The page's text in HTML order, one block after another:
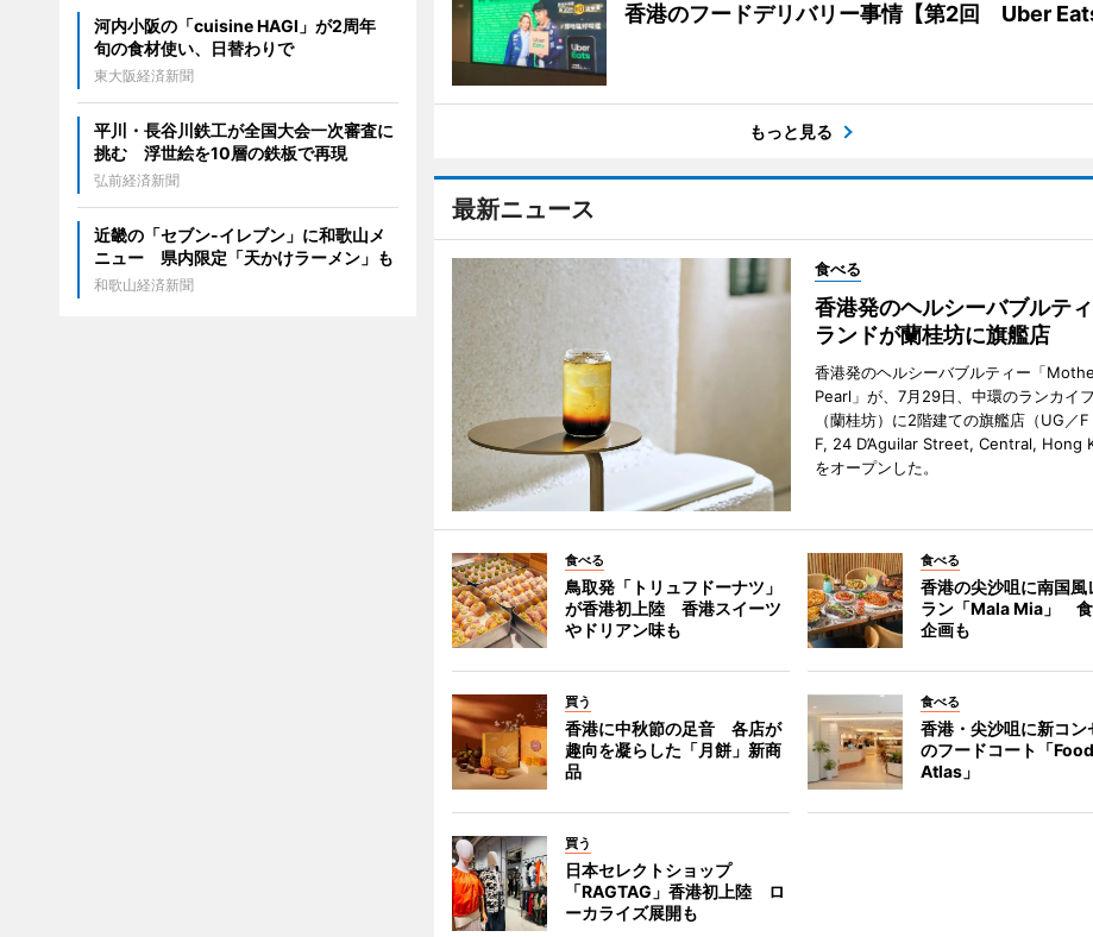
香港のフードデリバリー事情【第2回 Uber Eats
もっと見る
最新ニュース
食べる
香港発のヘルシーバブルテ
ランドが蘭桂坊に旗艦店
香港発のヘルシーバブルティー「
Pearl」が、7月29日、中環のランカイ
（蘭桂坊）に2階建ての旗艦店（UG／F
F, 24 D’Aguilar Street, Central, Hong
をオープンした。
食べる
鳥取発「トリュフドーナツ」
が香港初上陸 香港スイーツ
やドリアン味も
食べる
香港の尖沙咀に南国風
ラン「Mala Mia」 食
企画も
買う
香港に中秋節の足音 各店が
趣向を凝らした「月餅」新商
品
食べる
香港・尖沙咀に新コン
のフードコート「Food
Atlas」
買う
日本セレクトショップ
「RAGTAG」香港初上陸 ロ
ーカライズ展開も
河内小阪の「cuisine HAGI」が2周年
旬の食材使い、日替わりで
東大阪経済新聞
平川・長谷川鉄工が全国大会一次審査に
挑む 浮世絵を10層の鉄板で再現
弘前経済新聞
近畿の「セブン-イレブン」に和歌山メ
ニュー 県内限定「天かけラーメン」も
和歌山経済新聞